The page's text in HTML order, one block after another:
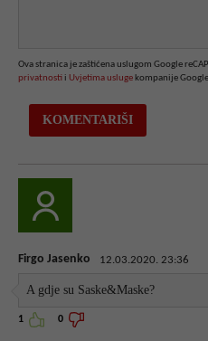
Ova stranica je zaštićena uslugom Google
privatnosti i Uvjetima usluge kompanije
Firgo Jasenko 12.03.2020. 23:36
A gdje su Saske&Maske?
1 0